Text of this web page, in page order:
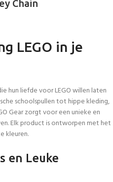
Chain
LEGO in je
hun liefde voor LEGO willen laten
schoolspullen tot hippe kleding,
Gear zorgt voor een unieke en
Elk product is ontworpen met het
kleuren.
en Leuke